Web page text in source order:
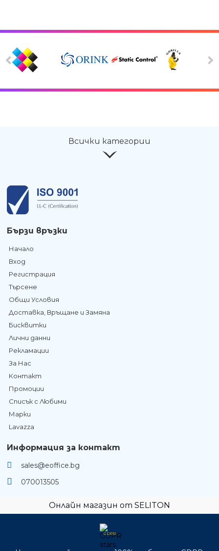
Всички категории
Бързи връзки
Начало
Вход
Регистрация
Търсене
Общи Условия
Доставка, Връщане и Замяна
Бисквитки
Лични данни
Рекламации
За Нас
Контакт
Промоции
Списък с Любими
Марки
Lavazza
Информация за контакт
sales@eoffice.bg
070013505
Онлайн магазин от SELITON
GDPR